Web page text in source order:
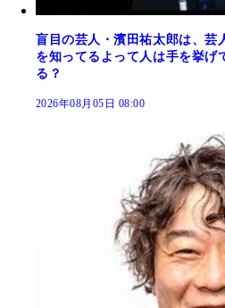
盲目の芸人・濱田祐太郎は、芸
を知ってるよって人は手を挙げ
る？
2026年08月05日 08:00